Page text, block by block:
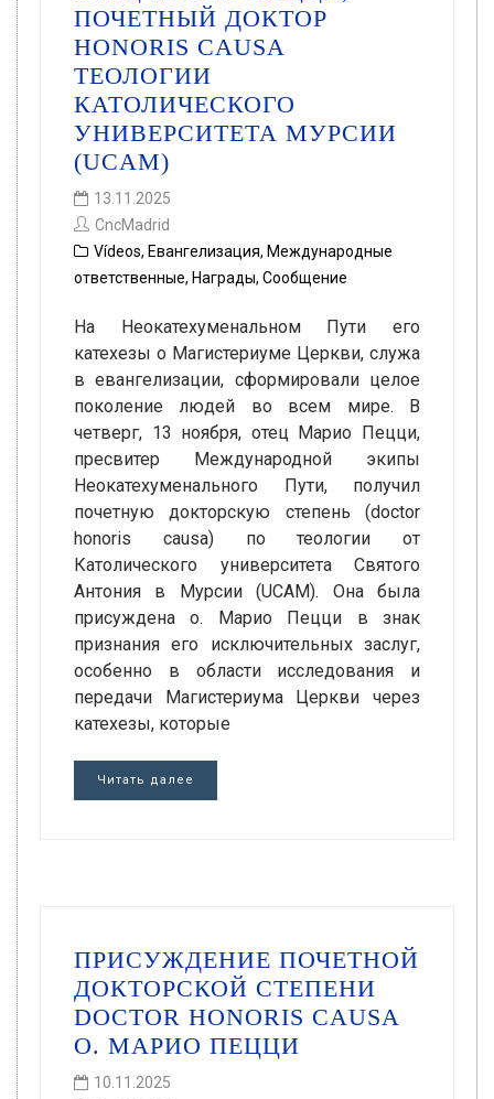
ПОЧЕТНЫЙ ДОКТОР
HONORIS CAUSA
ТЕОЛОГИИ
КАТОЛИЧЕСКОГО
УНИВЕРСИТЕТА МУРСИИ
(UCAM)
13.11.2025
CncMadrid
Vídeos, Евангелизация, Международные
ответственные, Награды, Сообщение
На Неокатехуменальном Пути его
катехезы о Магистериуме Церкви, служа
в евангелизации, сформировали целое
поколение людей во всем мире. В
четверг, 13 ноября, отец Марио Пецци,
пресвитер Международной экипы
Неокатехуменального Пути, получил
почетную докторскую степень (doctor
honoris causa) по теологии от
Католического университета Святого
Антония в Мурсии (UCAM). Она была
присуждена о. Марио Пецци в знак
признания его исключительных заслуг,
особенно в области исследования и
передачи Магистериума Церкви через
катехезы, которые
Читать далее
ПРИСУЖДЕНИЕ ПОЧЕТНОЙ
ДОКТОРСКОЙ СТЕПЕНИ
DOCTOR HONORIS CAUSA
О. МАРИО ПЕЦЦИ
10.11.2025